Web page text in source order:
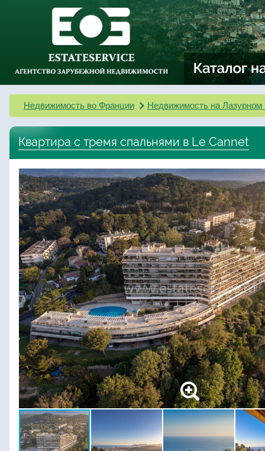
Недвижимость во Франции Недвижимость на Лазурном
Квартира с тремя спальнями в Le Cannet